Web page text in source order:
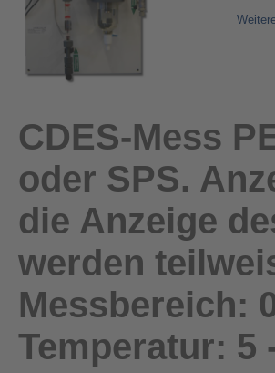
CDES-Mess
oder SPS.
die Anzeige
werden
Messbereich:
Temperatur: 5